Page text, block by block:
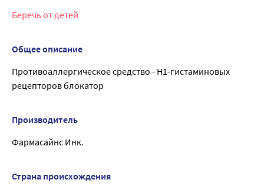
Беречь от детей
Общее описание
Противоаллергическое средство - Н1-гистаминовых
рецепторов блокатор
Производитель
Фармасайнс Инк.
Страна происхождения